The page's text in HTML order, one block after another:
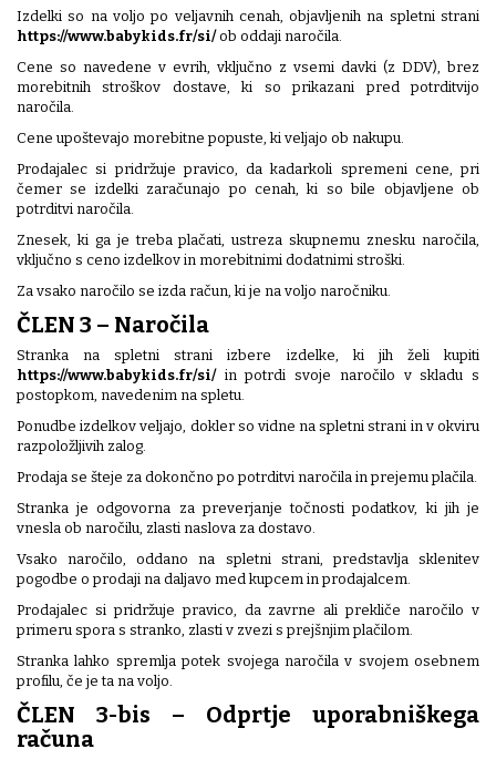
Izdelki so na voljo po veljavnih cenah, objavljenih na spletni strani
https://www.babykids.fr/si/ob oddaji naročila.
Cene so navedene v evrih, vključno z vsemi davki (z DDV), brez
morebitnih stroškov dostave, ki so prikazani pred potrditvijo
naročila.
Cene upoštevajo morebitne popuste, ki veljajo ob nakupu.
Prodajalec si pridržuje pravico, da kadarkoli spremeni cene, pri
čemer se izdelki zaračunajo po cenah, ki so bile objavljene ob
potrditvi naročila.
Znesek, ki ga je treba plačati, ustreza skupnemu znesku naročila,
vključno s ceno izdelkov in morebitnimi dodatnimi stroški.
Za vsako naročilo se izda račun, ki je na voljo naročniku.
ČLEN 3 – Naročila
Stranka na spletni strani izbere izdelke, ki jih želi kupiti
https://www.babykids.fr/si/in potrdi svoje naročilo v skladu s
postopkom, navedenim na spletu.
Ponudbe izdelkov veljajo, dokler so vidne na spletni strani in v okviru
razpoložljivih zalog.
Prodaja se šteje za dokončno po potrditvi naročila in prejemu plačila.
Stranka je odgovorna za preverjanje točnosti podatkov, ki jih je
vnesla ob naročilu, zlasti naslova za dostavo.
Vsako naročilo, oddano na spletni strani, predstavlja sklenitev
pogodbe o prodaji na daljavo med kupcem in prodajalcem.
Prodajalec si pridržuje pravico, da zavrne ali prekliče naročilo v
primeru spora s stranko, zlasti v zvezi s prejšnjim plačilom.
Stranka lahko spremlja potek svojega naročila v svojem osebnem
profilu, če je ta na voljo.
ČLEN 3-bis – Odprtje uporabniškega
računa